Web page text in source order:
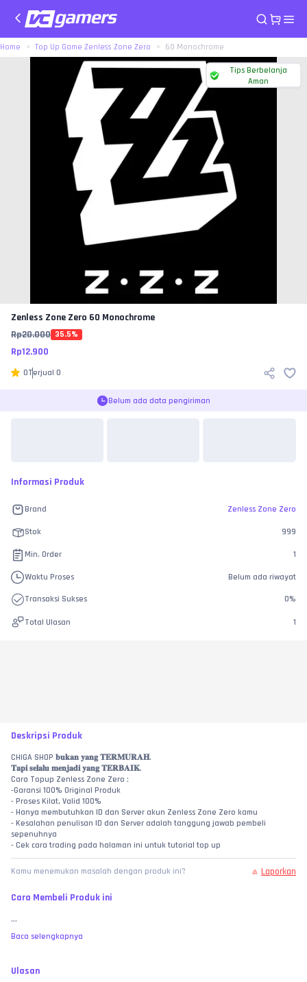
Home Top Up Game Zenless Zone Zero 60 Monochrome
Tips Berbelanja
Aman
Zenless Zone Zero 60 Monochrome
Rp20.000 35.5%
Rp12.900
0Terjual 0
Belum ada data pengiriman
Informasi Produk
Brand Zenless Zone Zero
Stok 999
Min. Order 1
Waktu Proses Belum ada riwayat
Transaksi Sukses 0%
Total Ulasan 1
Deskripsi Produk
CHIGA SHOP 𝐛𝐮𝐤𝐚𝐧 𝐲𝐚𝐧𝐠 𝐓𝐄𝐑𝐌𝐔𝐑𝐀𝐇.
𝐓𝐚𝐩𝐢 𝐬𝐞𝐥𝐚𝐥𝐮 𝐦𝐞𝐧𝐣𝐚𝐝𝐢 𝐲𝐚𝐧𝐠 𝐓𝐄𝐑𝐁𝐀𝐈𝐊.
Cara Topup Zenless Zone Zero :
-Garansi 100% Original Produk
- Proses Kilat, Valid 100%
- Hanya membutuhkan ID dan Server akun Zenless Zone Zero kamu
- Kesalahan penulisan ID dan Server adalah tanggung jawab pembeli
sepenuhnya
- Cek cara trading pada halaman ini untuk tutorial top up
Kamu menemukan masalah dengan produk ini? Laporkan
Cara Membeli Produk ini
...
Baca selengkapnya
Ulasan